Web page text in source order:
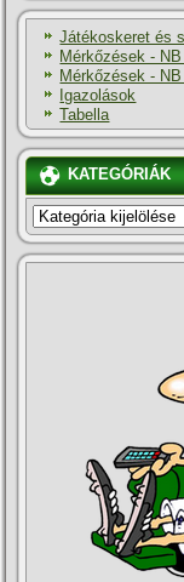
Játékoskeret és
Mérkőzések - NB I
Mérkőzések - NB
Igazolások
Tabella
KATEGÓRIÁK
KATEGÓRIÁK